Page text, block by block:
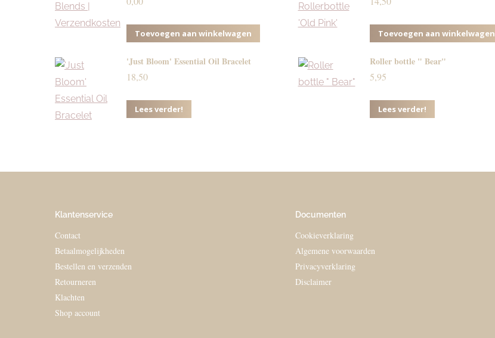
Toevoegen aan winkelwagen Toevoegen aan winkelwagen
'Just Bloom' Essential Oil Bracelet
18,50
Lees verder!
Roller bottle " Bear"
5,95
Lees verder!
Klantenservice
Contact
Betaalmogelijkheden
Bestellen en verzenden
Retourneren
Klachten
Shop account
Documenten
Cookieverklaring
Algemene voorwaarden
Privacyverklaring
Disclaimer